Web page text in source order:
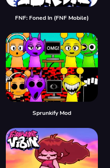
FNF: Foned In (FNF Mobile)
Sprunkify Mod